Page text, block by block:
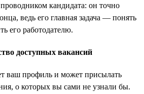
кандидата: он точно
ведь его главная задача — понять
его работодателю.
доступных вакансий
ваш профиль и может присылать
о которых вы сами не узнали бы.